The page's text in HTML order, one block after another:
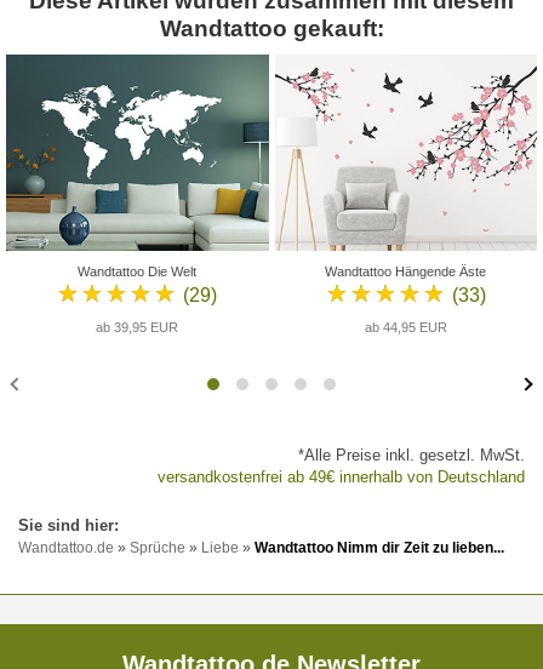
Wandtattoo gekauft:
Wandtattoo Die Welt
★★★★★ (29)
ab 39,95 EUR
Wandtattoo Hängende Äste
★★★★★ (33)
ab 44,95 EUR
*Alle Preise inkl. gesetzl. MwSt.
versandkostenfrei ab 49€ innerhalb von Deutschland
Wandtattoo.de » Sprüche » Liebe » Wandtattoo Nimm dir Zeit zu lieben...